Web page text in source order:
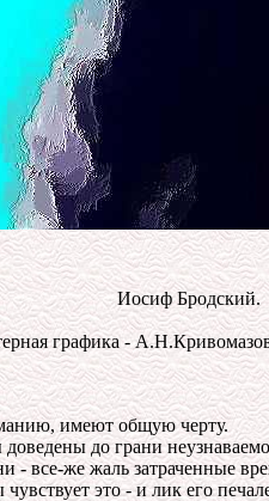
Иосиф Бродский.
графика -
имеют общую черту.
до грани
- все-же жаль затраченные
это - и лик его